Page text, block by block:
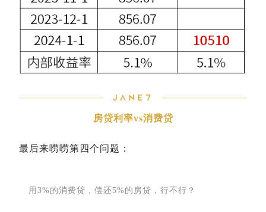
房贷利率vs消费贷
最后来唠唠第四个问题：
用3%的消费贷，偿还5%的房贷，行不行？